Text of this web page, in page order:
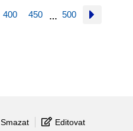
400 450 … 500
Smazat
Editovat